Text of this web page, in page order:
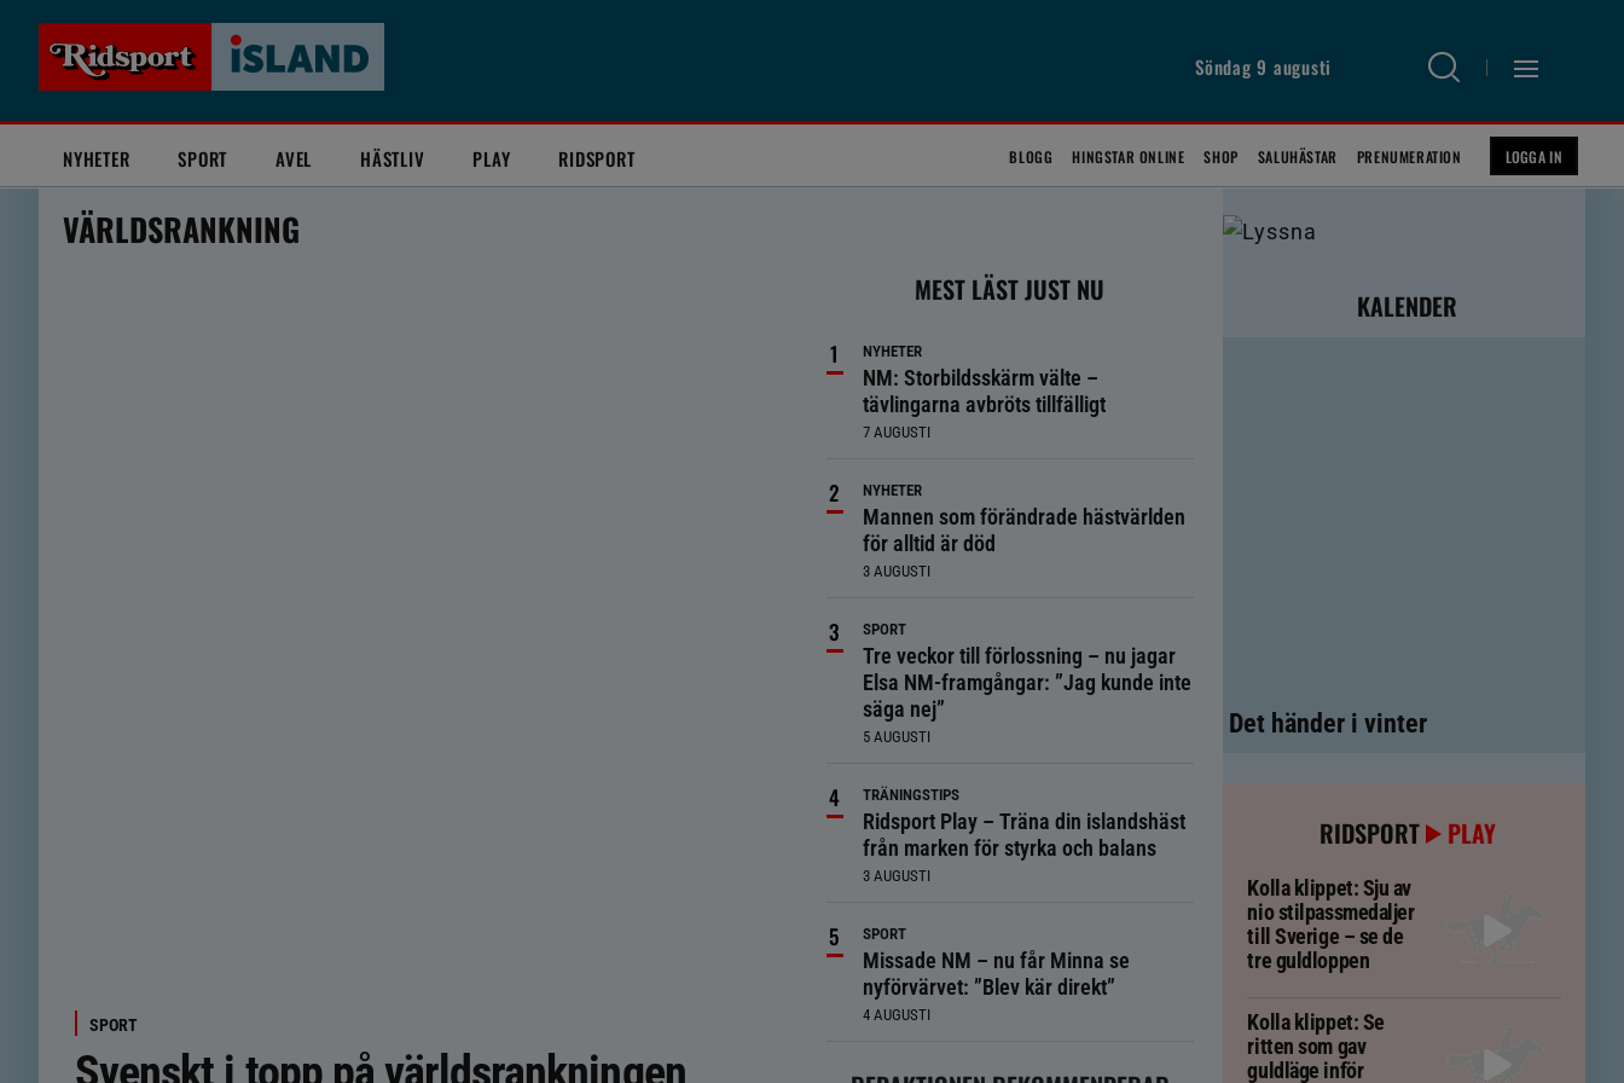
Söndag 9 augusti
NYHETER SPORT AVEL HÄSTLIV PLAY RIDSPORT BLOGG HINGSTAR ONLINE SHOP SALUHÄSTAR PRENUMERATION LOGGA IN
VÄRLDSRANKNING
SPORT
Svenskt i topp på världsrankningen
MEST LÄST JUST NU
NYHETER
NM: Storbildsskärm välte –
tävlingarna avbröts tillfälligt
7 AUGUSTI
NYHETER
Mannen som förändrade hästvärlden
för alltid är död
3 AUGUSTI
SPORT
Tre veckor till förlossning – nu jagar
Elsa NM-framgångar: ”Jag kunde inte
säga nej”
5 AUGUSTI
TRÄNINGSTIPS
Ridsport Play – Träna din islandshäst
från marken för styrka och balans
3 AUGUSTI
SPORT
Missade NM – nu får Minna se
nyförvärvet: ”Blev kär direkt”
4 AUGUSTI
KALENDER
Det händer i vinter
RIDSPORT PLAY
Kolla klippet: Sju av
nio stilpassmedaljer
till Sverige – se de
tre guldloppen
Kolla klippet: Se
ritten som gav
guldläge inför